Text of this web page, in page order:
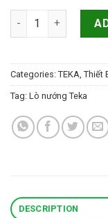
Lò nướng Teka
Categories: TEKA Thiết
Tag: Lò nướng Teka
DESCRIPTION